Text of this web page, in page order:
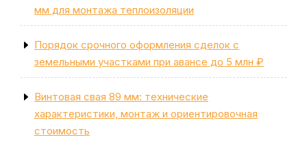
мм для монтажа теплоизоляции
Порядок срочного оформления сделок с
земельными участками при авансе до 5 млн ₽
Винтовая свая 89 мм: технические
характеристики, монтаж и ориентировочная
стоимость